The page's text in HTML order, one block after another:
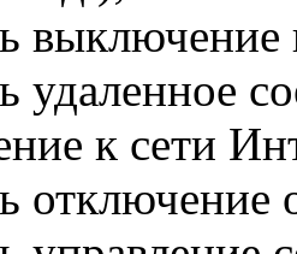
удаленное
к сети
отключение